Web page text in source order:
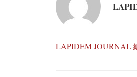
LAPIDEM JOURNAL